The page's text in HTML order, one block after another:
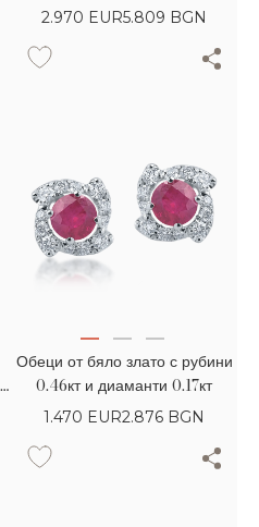
2.970 EUR5.809 BGN
Обеци от бяло злато с рубини
0.46кт и диаманти 0.17кт
1.470 EUR2.876 BGN